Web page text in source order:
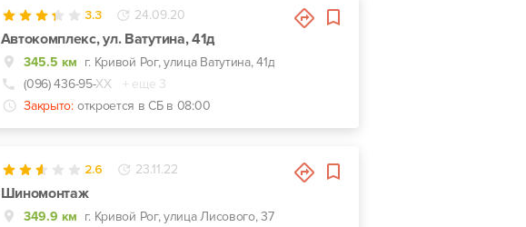
3.3 24.09.20
Автокомплекс, ул. Ватутина, 41д
345.5 км г. Кривой Рог, улица Ватутина, 41д
(096) 436-95-ХХ
+ еще 3
Закрыто: откроется в СБ в 08:00
2.6 23.11.22
Шиномонтаж
349.9 км г. Кривой Рог, улица Лисового, 37